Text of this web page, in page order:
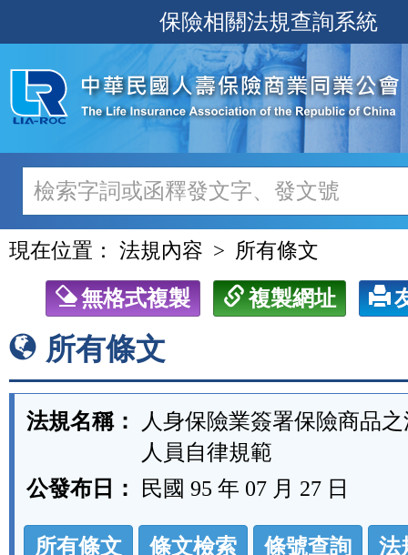
至
主
內
容
保險相關法規查詢系統
現在位置： 法規內容 所有條文
無格式複製 複製網址
所有條文
法規名稱：
人身保險業簽署保險商品
人員自律規範
公發布日：
民國 95 年 07 月 27 日
法
所有條文 條文檢索 條號查詢 法